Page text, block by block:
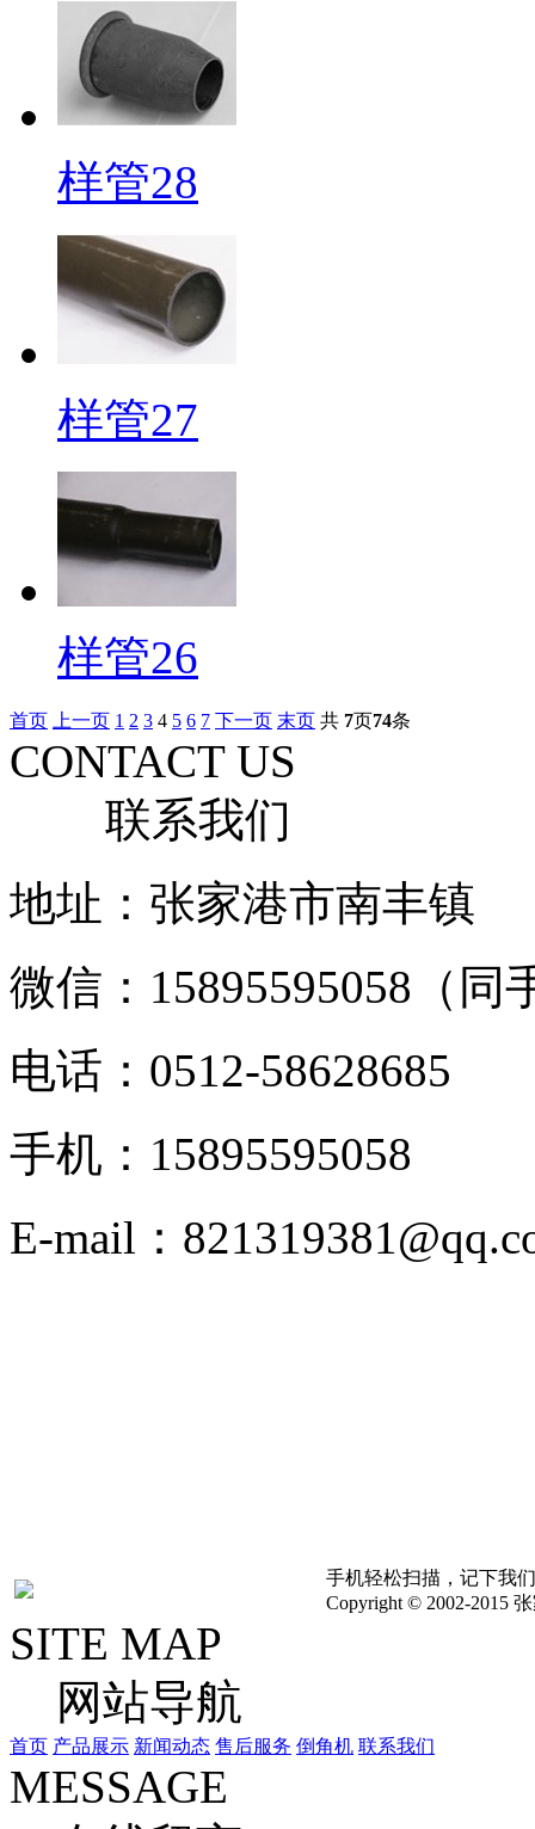
样管28
样管27
样管26
首页 上一页 1 2 3 4 5 6 7 下一页 末页 共 7页74条
CONTACT US
联系我们
地址：张家港市南丰镇
微信：15895595058（同
电话：0512-58628685
手机：15895595058
E-mail：
手机轻松扫描，记下我
Copyright © 2002-2015
SITE MAP
网站导航
首页 产品展示 新闻动态 售后服务 倒角机 联系我们
MESSAGE